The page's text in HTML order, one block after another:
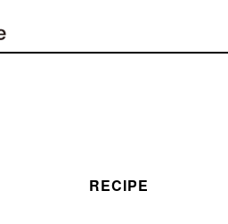
RECIPE